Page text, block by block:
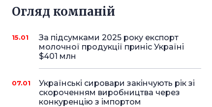
Огляд компаній
15.01
За підсумками 2025 року експорт
молочної продукції приніс Україні
$401 млн
07.01
Українські сировари закінчують рік зі
скороченням виробництва через
конкуренцію з імпортом